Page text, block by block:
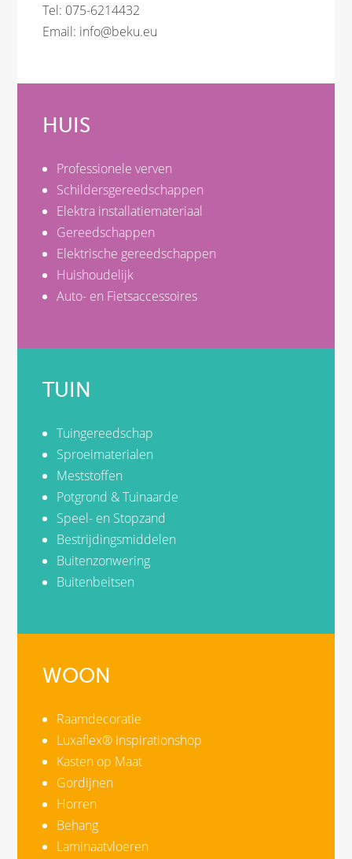
Tel: 075-6214432
Email: info@beku.eu
HUIS
Professionele verven
Schildersgereedschappen
Elektra installatiemateriaal
Gereedschappen
Elektrische gereedschappen
Huishoudelijk
Auto- en Fietsaccessoires
TUIN
Tuingereedschap
Sproeimaterialen
Meststoffen
Potgrond & Tuinaarde
Speel- en Stopzand
Bestrijdingsmiddelen
Buitenzonwering
Buitenbeitsen
WOON
Raamdecoratie
Luxaflex® Inspirationshop
Kasten op Maat
Gordijnen
Horren
Behang
Laminaatvloeren